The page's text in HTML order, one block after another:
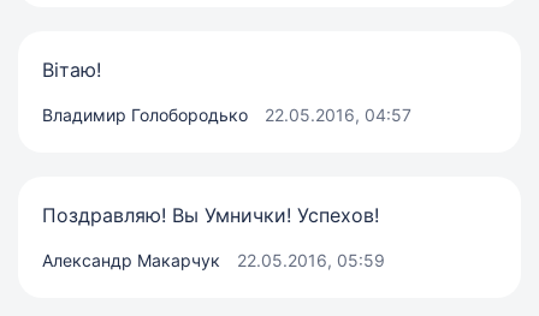
Вітаю!
Владимир Голобородько 22.05.2016, 04:57
Поздравляю! Вы Умнички! Успехов!
Александр Макарчук 22.05.2016, 05:59